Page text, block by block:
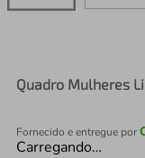
Quadro Mulheres
Fornecido e entregue por
Carregando…